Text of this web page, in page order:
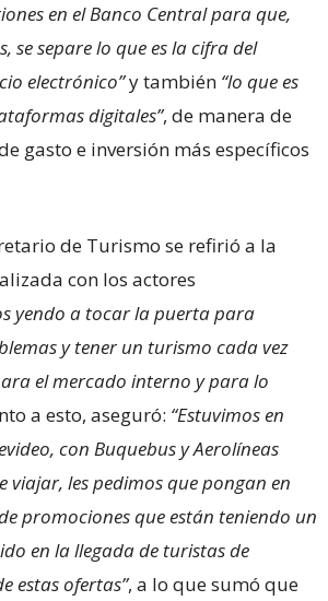
en el Banco Central para que,
se separe lo que es la cifra del
electrónico”y también “lo que es
digitales”, de manera de
gasto e inversión más específicos
de Turismo se refirió a la
con los actores
yendo a tocar la puerta para
y tener un turismo cada vez
el mercado interno y para lo
a esto, aseguró: “Estuvimos en
con Buquebus y Aerolíneas
viajar, les pedimos que pongan en
promociones que están teniendo un
en la llegada de turistas de
estas ofertas”, a lo que sumó que